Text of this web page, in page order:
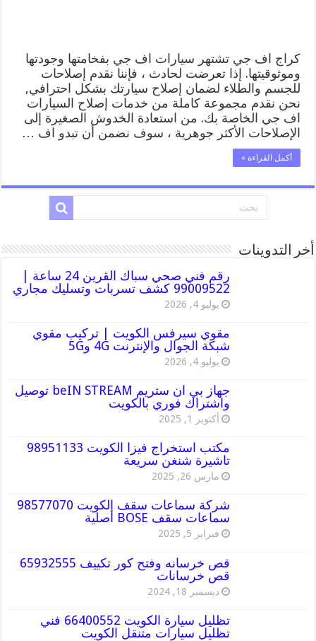
كراج اف جي تشتهر سيارات اف جي بفخامتها وجودتها
وموثوقيتها. إذا تعرضت لحادث ، فإننا نقدم إصلاحات
للجسم والطلاء لضمان إصلاح سيارتك بشكل احترافي,
نحن نقدم مجموعة كاملة من خدمات إصلاح السيارات
اف جي الخاصة بك. من استعادة الخدوش الصغيرة إلى
الإصلاحات الأكثر جوهرية ، سوف نضمن أن تبدو اف …
أكمل القراءة »
أخر التدوينات
رقم فني صحي سباك القرين 24 ساعة |
99009522 كشف تسربات وتسليك مجاري
يوليو 4, 2026
مقوي سيرفس الكويت | تركيب مقوي
شبكة الجوال والإنترنت 4G و5G
يوليو 4, 2026
جهاز بي ان ستريم beIN STREAM توصيل
واشتراك فوري بالكويت
أكتوبر 1, 2025
مكتب استخراج فيزا الكويت 98951133
تاشيرة شنغن سريعة
مارس 26, 2025
شركة سماعات سقف الكويت 98577070
سماعات سقف BOSE أصلية
فبراير 5, 2025
قص خرسانه وفتح كور تكييف 65932555
قص خرسانات
ديسمبر 18, 2024
تظليل سيارة الكويت 66400552 فني
تظليل سيارات متنقل الكويت